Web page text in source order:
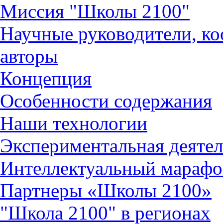
Миссия "Школы 2100"
Научные руководители,
авторы
Концепция
Особенности содержания
Наши технологии
Экспериментальная
Интеллектуальный
Партнеры «Школы 2100»
"Школа 2100" в регионах